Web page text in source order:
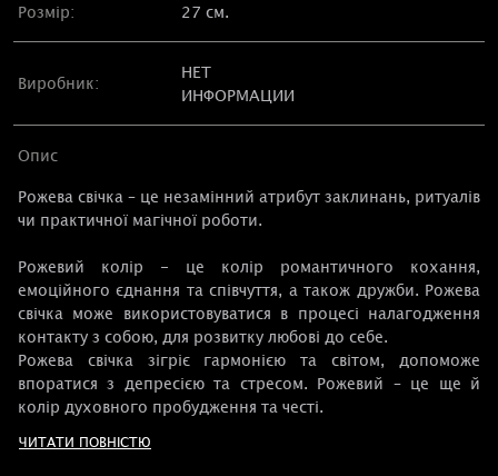
Розмір: 27 см.
Виробник:
НЕТ
ИНФОРМАЦИИ
Опис
Рожева свічка – це незамінний атрибут заклинань, ритуалів
чи практичної магічної роботи.
Рожевий колір - це колір романтичного кохання,
емоційного єднання та співчуття, а також дружби. Рожева
свічка може використовуватися в процесі налагодження
контакту з собою, для розвитку любові до себе.
Рожева свічка зігріє гармонією та світом, допоможе
впоратися з депресією та стресом. Рожевий – це ще й
колір духовного пробудження та честі.
Якщо ви шукали рожеву свічку як компаньйона в любовній
ЧИТАТИ ПОВНІСТЮ